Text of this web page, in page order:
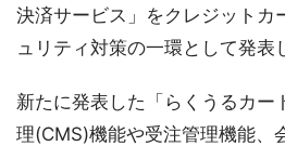
決済サービス」をクレジットカ
ュリティ対策の一環として発表
新たに発表した「らくうるカー
理(CMS)機能や受注管理機能、